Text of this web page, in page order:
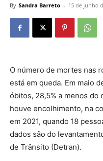
By Sandra Barreto - 15 de junho
O número de mortes nas
está em queda. Em maio
óbitos, 28,5% a menos do
houve encolhimento, na
em 2021, quando 18
dados são do
de Trânsito (Detran).